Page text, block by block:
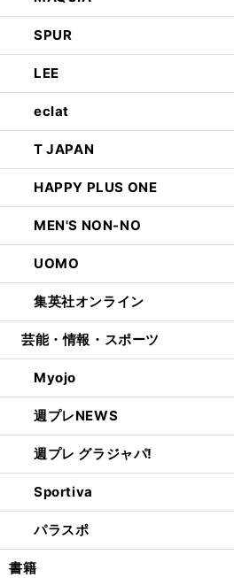
SPUR
LEE
eclat
T JAPAN
HAPPY PLUS ONE
MEN'S NON-NO
UOMO
集英社オンライン
芸能・情報・スポーツ
Myojo
週プレNEWS
週プレ グラジャパ!
Sportiva
パラスポ
書籍